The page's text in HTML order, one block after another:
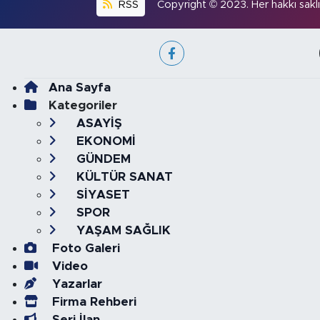
RSS Copyright © 2023. Her hakkı
Ana Sayfa
Kategoriler
ASAYİŞ
EKONOMİ
GÜNDEM
KÜLTÜR SANAT
SİYASET
SPOR
YAŞAM SAĞLIK
Foto Galeri
Video
Yazarlar
Firma Rehberi